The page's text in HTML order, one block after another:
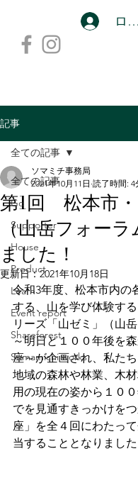
ロ
記事
全ての記事
Go
Supporter
House
Product
Learn
Event report
Shareforest
Somamichi works
全ての記事
第1回 松本市・
（山岳フォー
ました！
ソマミチ事務局
2021年10月11日 読了時間: 4
更新日：2021年10月18日
令和3年度、松本市内の
する、山を学び体験す
リーズ「山ゼミ」（山岳
～明日と１００年後を
座～が企画され、私たち
地域の森林や林業、木
用の現在の姿から１０
でを見通すきっかけを
座」を全４回にわたっ
当することとなりました